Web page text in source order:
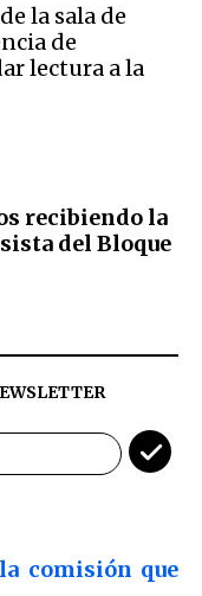
la sala de
de
lectura a la
recibiendo la
del Bloque
comisión que